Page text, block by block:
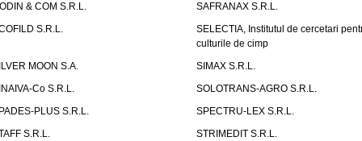
& COM S.R.L.
SAFRANAX S.R.L.
S.R.L.
SELECTIA, Institutul de cercetari
culturile de cimp
MOON S.A.
SIMAX S.R.L.
Co S.R.L.
SOLOTRANS-AGRO S.R.L.
PLUS S.R.L.
SPECTRU-LEX S.R.L.
S.R.L.
STRIMEDIT S.R.L.